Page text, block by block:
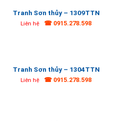
Tranh Sơn thủy – 1309TTN
Liên hệ ☎ 0915.278.598
Tranh Sơn thủy – 1304TTN
Liên hệ ☎ 0915.278.598